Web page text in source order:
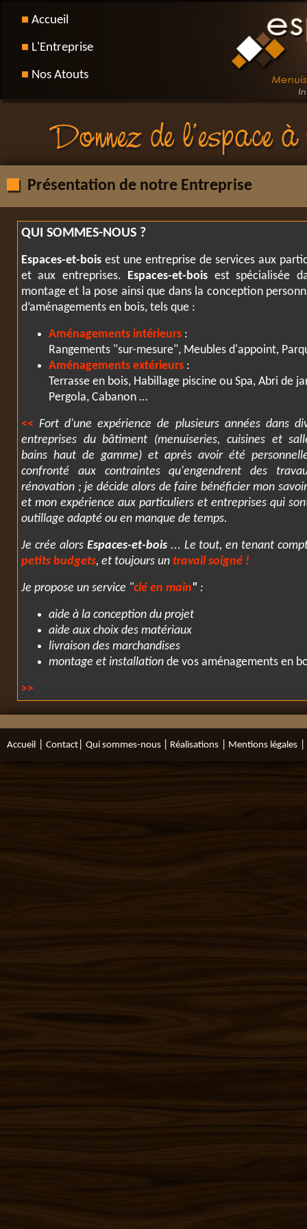
Accueil
L'Entreprise
Nos Atouts
Présentation de notre Entreprise
QUI SOMMES-NOUS ?
Espaces-et-bois est une entreprise de services aux
et aux entreprises. Espaces-et-bois est spécialisée
montage et la pose ainsi que dans la conception
d’aménagements en bois, tels que :
Aménagements intérieurs :
Rangements "sur-mesure", Meubles d'appoint,
Aménagements extérieurs :
Terrasse en bois, Habillage piscine ou Spa, Abri de
Pergola, Cabanon …
<< Fort d'une expérience de plusieurs années dans
entreprises du bâtiment (menuiseries, cuisines et
bains haut de gamme) et après avoir été
confronté aux contraintes qu'engendrent des
rénovation ; je décide alors de faire bénéficier mon
et mon expérience aux particuliers et entreprises qui
outillage adapté ou en manque de temps.
Je crée alors Espaces-et-bois... Le tout, en tenant
petits budgets, et toujours un travail soigné !
Je propose un service "clé en main" :
aide à la conception du projet
aide aux choix des matériaux
livraison des marchandises
montage et installation de vos aménagements en
>>
Accueil Contact Qui sommes-nous Réalisations Mentions légales